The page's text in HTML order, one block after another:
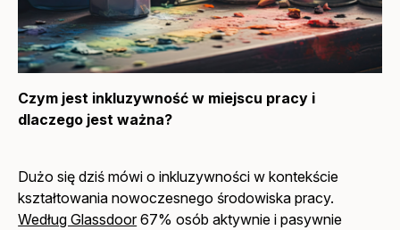
Czym jest inkluzywność w miejscu pracy i
dlaczego jest ważna?
Dużo się dziś mówi o inkluzywności w kontekście
kształtowania nowoczesnego środowiska pracy.
Według Glassdoor67% osób aktywnie i pasywnie